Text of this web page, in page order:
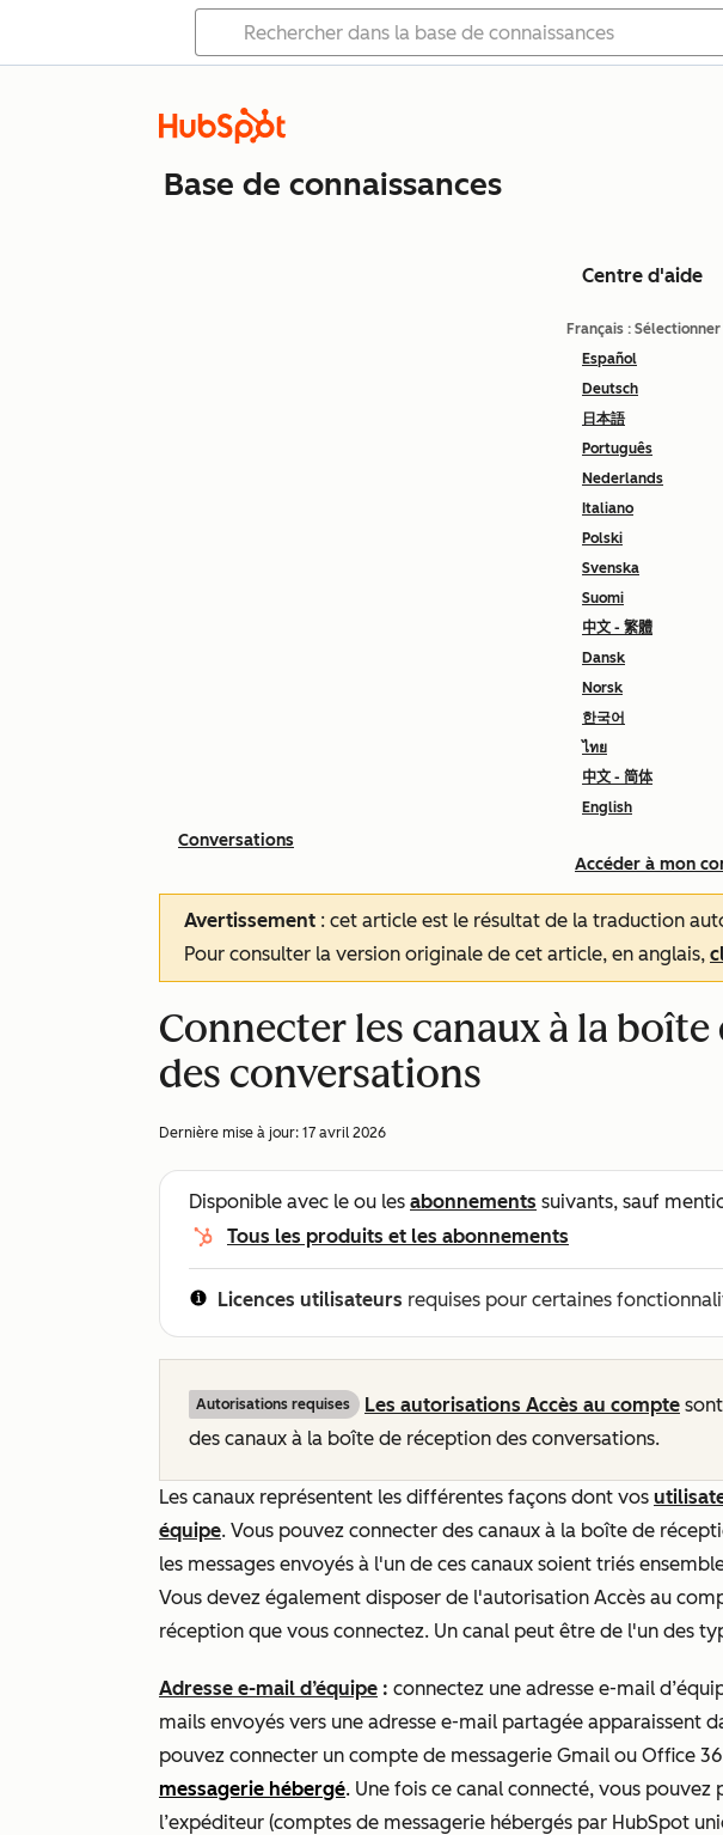
Base de connaissances
Centre d'aide
Français :
Español
Deutsch
日本語
Português
Nederlands
Italiano
Polski
Svenska
Suomi
中文 - 繁體
Dansk
Norsk
한국어
ไทย
中文 - 简体
English
Accéder à mon
Conversations
Avertissement : cet article est le résultat de la traduction
Pour consulter la version originale de cet article, en anglais,
Connecter les canaux à la
des conversations
Dernière mise à jour: 17 avril 2026
Disponible avec le ou les abonnements suivants, sauf
Tous les produits et les abonnements
Licences utilisateurs requises pour certaines
Autorisations requises Les autorisations Accès au compte
des canaux à la boîte de réception des conversations.
Les canaux représentent les différentes façons dont vos
équipe. Vous pouvez connecter des canaux à la boîte de
les messages envoyés à l'un de ces canaux soient triés
Vous devez également disposer de l'autorisation Accès au
réception que vous connectez. Un canal peut être de l'un des
Adresse e-mail d’équipe : connectez une adresse e-mail
mails envoyés vers une adresse e-mail partagée apparaissent
pouvez connecter un compte de messagerie Gmail ou Office
messagerie hébergé. Une fois ce canal connecté, vous pouvez
l’expéditeur (comptes de messagerie hébergés par HubSpot